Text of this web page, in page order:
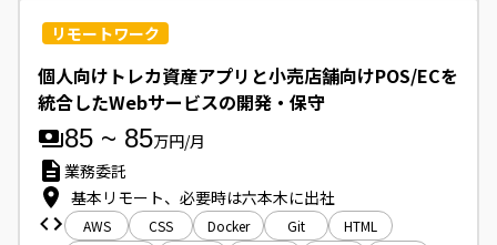
リモートワーク
個人向けトレカ資産アプリと小売店舗向けPOS/ECを
統合したWebサービスの開発・保守
85 ~ 85万円/月
業務委託
基本リモート、必要時は六本木に出社
AWS CSS Docker Git
HTML